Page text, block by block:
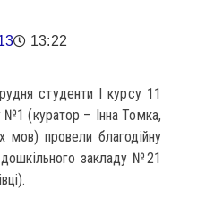
13:22
студенти І курсу 11
№1 (куратор – Інна Томка,
мов) провели благодійну
дошкільного закладу №21